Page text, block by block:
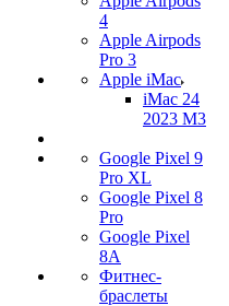
4
Apple Airpods
Pro 3
Apple iMac
iMac 24
2023 M3
Google Pixel 9
Pro XL
Google Pixel 8
Pro
Google Pixel
8A
Фитнес-
браслеты